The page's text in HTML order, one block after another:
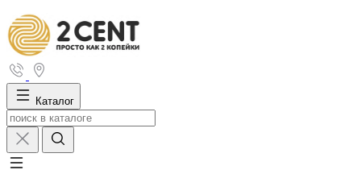
Каталог